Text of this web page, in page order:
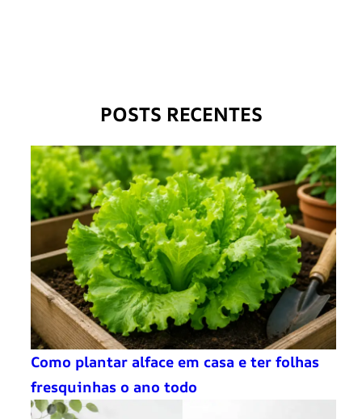
POSTS RECENTES
Como plantar alface em casa e ter folhas
fresquinhas o ano todo